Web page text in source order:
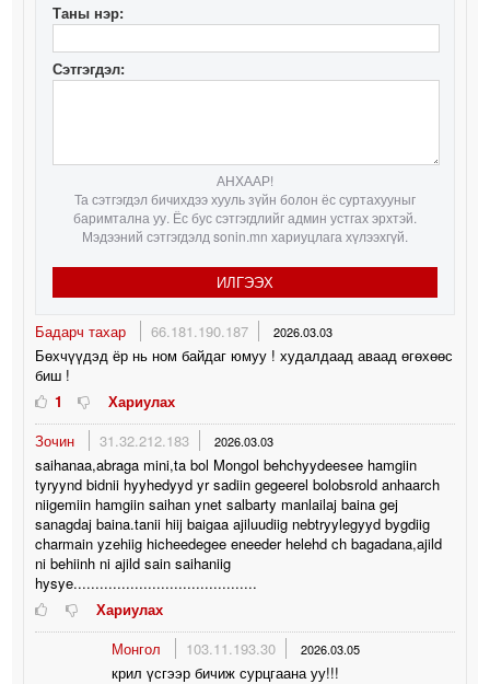
Таны нэр:
Сэтгэгдэл:
АНХААР!
Та сэтгэгдэл бичихдээ хууль зүйн болон ёс суртахууныг
баримтална уу. Ёс бус сэтгэгдлийг админ устгах эрхтэй.
Мэдээний сэтгэгдэлд sonin.mn хариуцлага хүлээхгүй.
ИЛГЭЭХ
Бадарч тахар 66.181.190.187 2026.03.03
Бөхчүүдэд ёр нь ном байдаг юмуу ! худалдаад аваад өгөхөөс
биш !
1
Хариулах
Зочин
31.32.212.183 2026.03.03
saihanaa,abraga mini,ta bol Mongol behchyydeesee hamgiin
tyryynd bidnii hyyhedyyd yr sadiin gegeerel bolobsrold anhaarch
niigemiin hamgiin saihan ynet salbarty manlailaj baina gej
sanagdaj baina.tanii hiij baigaa ajiluudiig nebtryylegyyd bygdiig
charmain yzehiig hicheedegee eneeder helehd ch bagadana,ajild
ni behiinh ni ajild sain saihaniig
hysye..........................................
Хариулах
Монгол
103.11.193.30 2026.03.05
крил үсгээр бичиж сурцгаана уу!!!